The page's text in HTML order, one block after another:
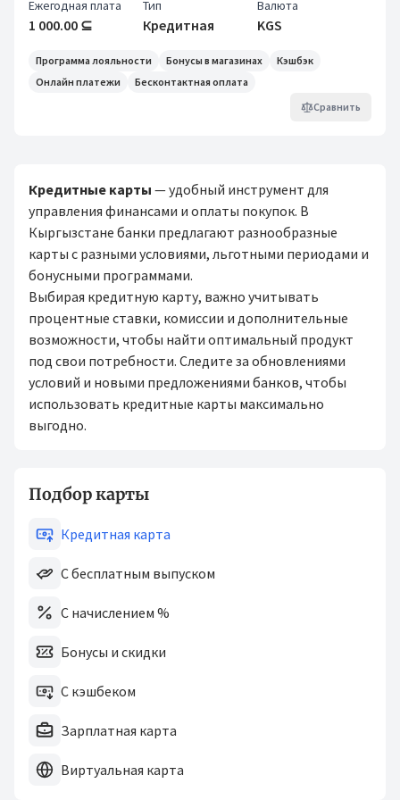
Ежегодная плата
1 000.00 ⊆
Тип
Кредитная
Валюта
KGS
Программа лояльности Бонусы в магазинах
Кэшбэк
Онлайн платежи
Бесконтактная оплата
Сравнить
Кредитные карты — удобный инструмент для
управления финансами и оплаты покупок. В
Кыргызстане банки предлагают разнообразные
карты с разными условиями, льготными периодами и
бонусными программами.
Выбирая кредитную карту, важно учитывать
процентные ставки, комиссии и дополнительные
возможности, чтобы найти оптимальный продукт
под свои потребности. Следите за обновлениями
условий и новыми предложениями банков, чтобы
использовать кредитные карты максимально
выгодно.
Подбор карты
Кредитная карта
С бесплатным выпуском
С начислением %
Бонусы и скидки
С кэшбеком
Зарплатная карта
Виртуальная карта